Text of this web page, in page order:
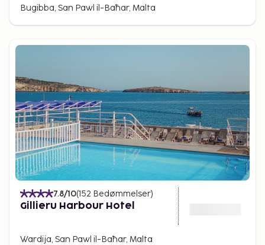
dele af året.
Bugibba, San Pawl il-Baħar, Malta
7.8/10(152 Bedømmelser)
Gillieru Harbour Hotel
Wardija, San Pawl il-Baħar, Malta